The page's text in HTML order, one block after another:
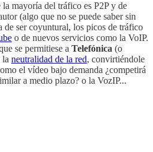
la mayoría del tráfico es P2P y de
(algo que no se puede saber sin
de ser coyuntural, los picos de tráfico
o de nuevos servicios como la VoIP.
se permitiese a Telefónica (o
la neutralidad de la red, convirtiéndole
el vídeo bajo demanda ¿competirá
a medio plazo? o la VozIP...